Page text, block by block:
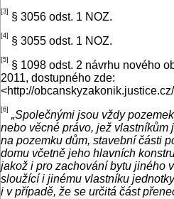
[3] § 3056 odst. 1 NOZ.
[4] § 3055 odst. 1 NOZ.
[5]
§ 1098 odst. 2 návrhu nového
2011, dostupného zde:
<http://
[6] „Společnými jsou vždy
nebo věcné právo, jež vlastníkům
na pozemku dům, stavební části
domu včetně jeho hlavních
jakož i pro zachování bytu jiného
sloužící i jinému vlastníku
i v případě, že se určitá část